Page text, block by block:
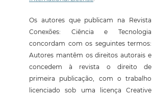
Os autores que publicam na Revista
Conexões: Ciência e Tecnologia
concordam com os seguintes termos:
Autores mantêm os direitos autorais e
concedem à revista o direito de
primeira publicação, com o trabalho
licenciado sob uma licença Creative